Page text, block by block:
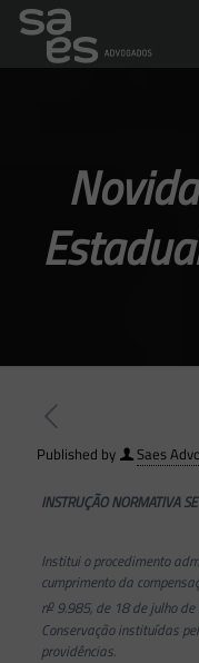
Published by Saes
INSTRUÇÃO NORMATIVA
Institui o procedimento
cumprimento da
no9.985, de 18 de julho
Conservação instituídas
providências.